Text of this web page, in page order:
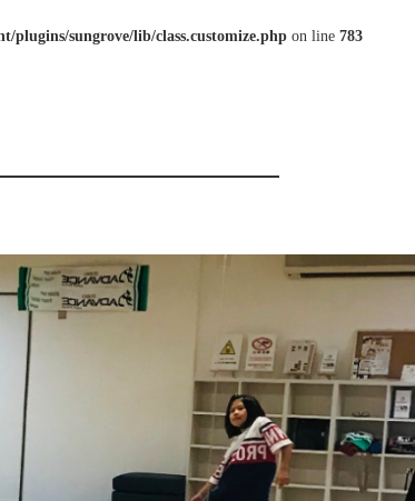
plugins/sungrove/lib/class.customize.php on line 783